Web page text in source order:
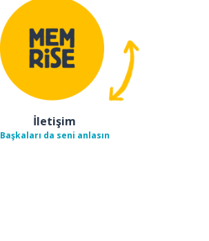
İletişim
Başkaları da seni anlasın